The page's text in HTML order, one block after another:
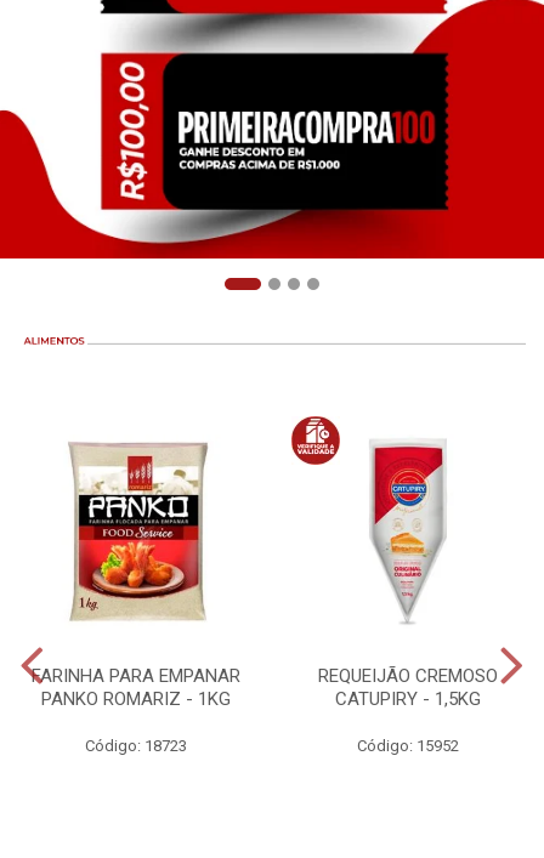
FARINHA PARA EMPANAR
PANKO ROMARIZ - 1KG
Código: 18723
REQUEIJÃO CREMOSO
CATUPIRY - 1,5KG
Código: 15952